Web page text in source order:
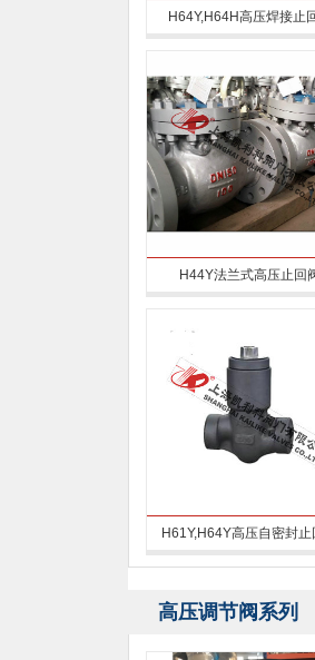
H64Y,H64H高压焊接止
H44Y法兰式高压止回
H61Y,H64Y高压自密封止
高压调节阀系列